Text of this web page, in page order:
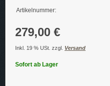
Artikelnummer:
279,00 €
Inkl. 19 % USt. zzgl. Versand
Sofort ab Lager